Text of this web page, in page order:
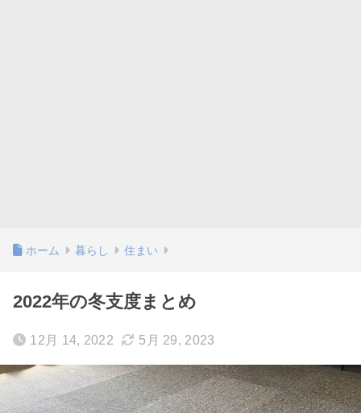
ホーム 暮らし 住まい
2022年の冬支度まとめ
12月 14, 2022 5月 29, 2023